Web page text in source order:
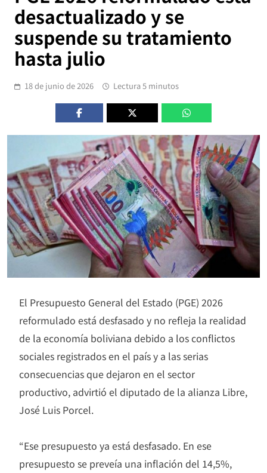
desactualizado y se
suspende su tratamiento
hasta julio
18 de junio de 2026 Lectura 5 minutos
El Presupuesto General del Estado (PGE) 2026
reformulado está desfasado y no refleja la realidad
de la economía boliviana debido a los conflictos
sociales registrados en el país y a las serias
consecuencias que dejaron en el sector
productivo, advirtió el diputado de la alianza Libre,
José Luis Porcel.
“Ese presupuesto ya está desfasado. En ese
presupuesto se preveía una inflación del 14,5%,